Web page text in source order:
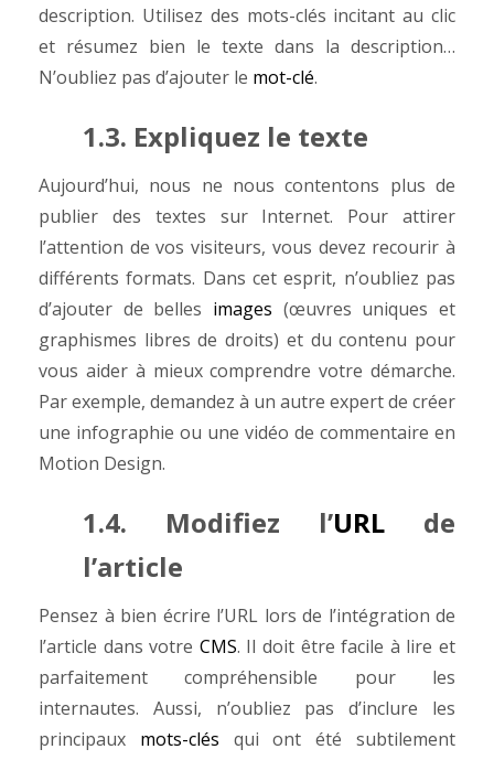
description. Utilisez des mots-clés incitant au clic
et résumez bien le texte dans la description…
N’oubliez pas d’ajouter le mot-clé.
1.3. Expliquez le texte
Aujourd’hui, nous ne nous contentons plus de
publier des textes sur Internet. Pour attirer
l’attention de vos visiteurs, vous devez recourir à
différents formats. Dans cet esprit, n’oubliez pas
d’ajouter de belles images (œuvres uniques et
graphismes libres de droits) et du contenu pour
vous aider à mieux comprendre votre démarche.
Par exemple, demandez à un autre expert de créer
une infographie ou une vidéo de commentaire en
Motion Design.
1.4. Modifiez l’URL de
l’article
Pensez à bien écrire l’URL lors de l’intégration de
l’article dans votre CMS. Il doit être facile à lire et
parfaitement compréhensible pour les
internautes. Aussi, n’oubliez pas d’inclure les
principaux mots-clés qui ont été subtilement